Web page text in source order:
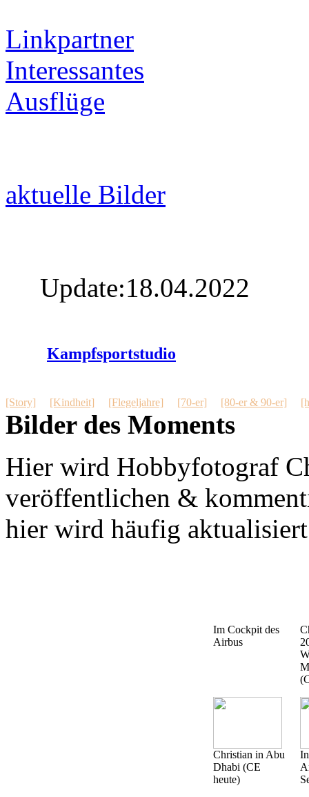
Linkpartner
Interessantes
Ausflüge
aktuelle Bilder
Update:18.04.2022
Kampfsportstudio
[Story] [Kindheit] [Flegeljahre] [70-er] [80-er & 90-er]
Bilder des Moments
Hier wird Hobbyfotograf
veröffentlichen &
hier wird häufig
Im Cockpit des
Airbus
Christian in Abu
Dhabi (CE
heute)